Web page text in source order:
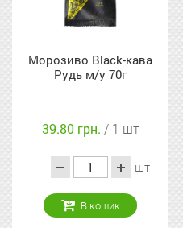
Морозиво Black-кава
Рудь м/у 70г
39.80 грн. / 1 шт
шт
В кошик